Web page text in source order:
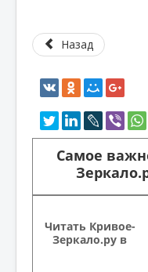
Назад
Самое
Читать Кривое-
Зеркало.ру в